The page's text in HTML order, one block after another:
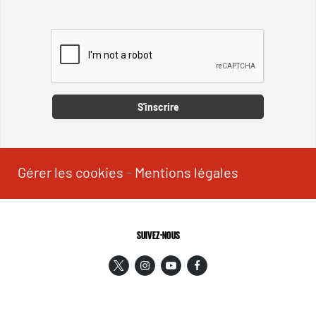
S'inscrire
Gérer les cookies - Mentions légales
SUIVEZ-NOUS